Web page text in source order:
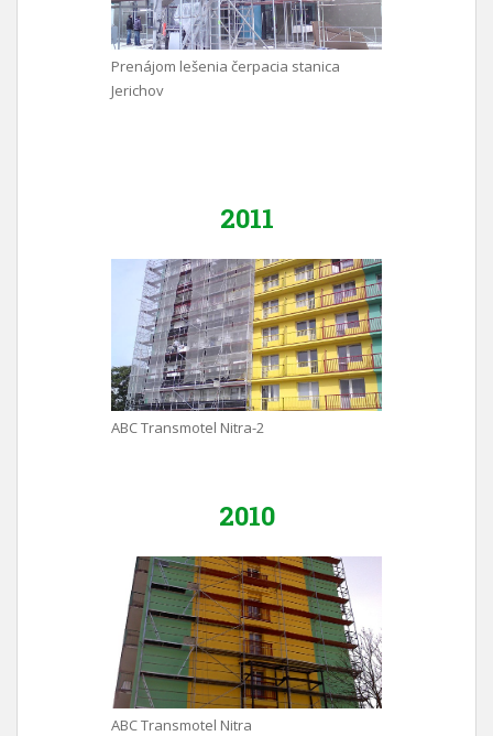
Prenájom lešenia čerpacia stanica
Jerichov
2011
ABC Transmotel Nitra-2
2010
ABC Transmotel Nitra